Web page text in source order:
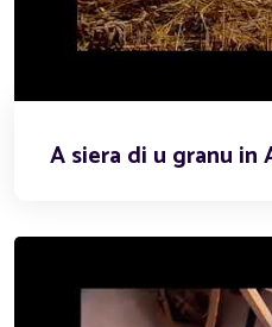
A siera di u granu in